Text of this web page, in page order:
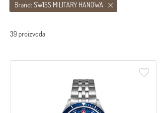
Brand: SWISS MILITARY HANOWA
39 proizvoda